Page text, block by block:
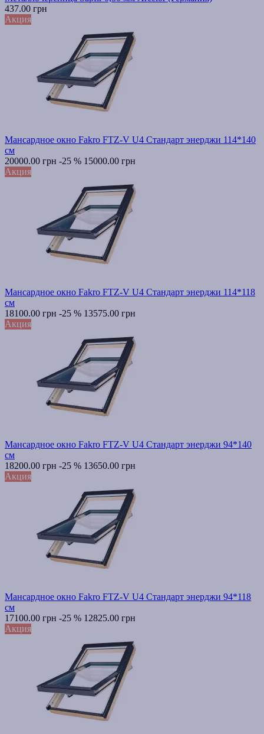
437.00 грн
Акция
Мансардное окно Fakro FTZ-V U4 Стандарт энерджи 114*140
см
20000.00 грн -25 % 15000.00 грн
Акция
Мансардное окно Fakro FTZ-V U4 Стандарт энерджи 114*118
см
18100.00 грн -25 % 13575.00 грн
Акция
Мансардное окно Fakro FTZ-V U4 Стандарт энерджи 94*140
см
18200.00 грн -25 % 13650.00 грн
Акция
Мансардное окно Fakro FTZ-V U4 Стандарт энерджи 94*118
см
17100.00 грн -25 % 12825.00 грн
Акция